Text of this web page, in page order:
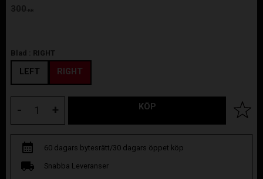
Ordinarie pris:
300KR
Blad : RIGHT
LEFT RIGHT
+
- KÖP Lägg
60 dagars bytesrätt/30 dagars öppet köp
Snabba Leveranser